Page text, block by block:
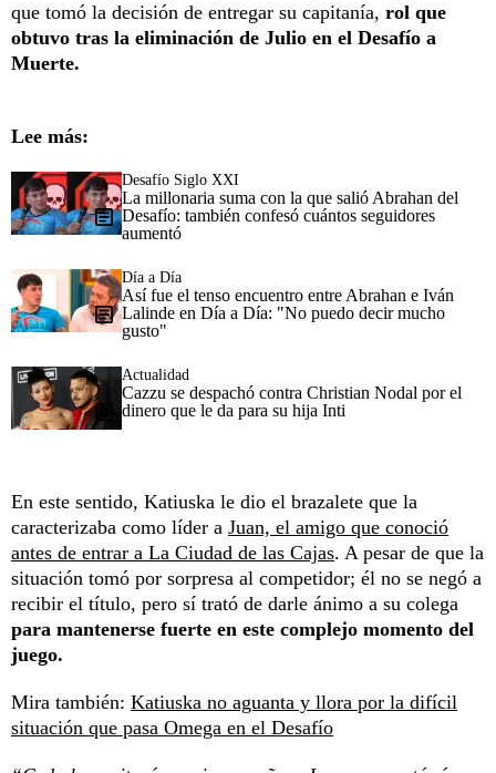
que tomó la decisión de entregar su capitanía, rol que
obtuvo tras la eliminación de Julio en el Desafío a
Muerte.
Lee más:
Desafío Siglo XXI
La millonaria suma con la que salió Abrahan del
Desafío: también confesó cuántos seguidores
aumentó
Día a Día
Así fue el tenso encuentro entre Abrahan e Iván
Lalinde en Día a Día: "No puedo decir mucho
gusto"
Actualidad
Cazzu se despachó contra Christian Nodal por el
dinero que le da para su hija Inti
En este sentido, Katiuska le dio el brazalete que la
caracterizaba como líder a Juan, el amigo que conoció
antes de entrar a La Ciudad de las Cajas. A pesar de que la
situación tomó por sorpresa al competidor; él no se negó a
recibir el título, pero sí trató de darle ánimo a su colega
para mantenerse fuerte en este complejo momento del
juego.
Mira también: Katiuska no aguanta y llora por la difícil
situación que pasa Omega en el Desafío